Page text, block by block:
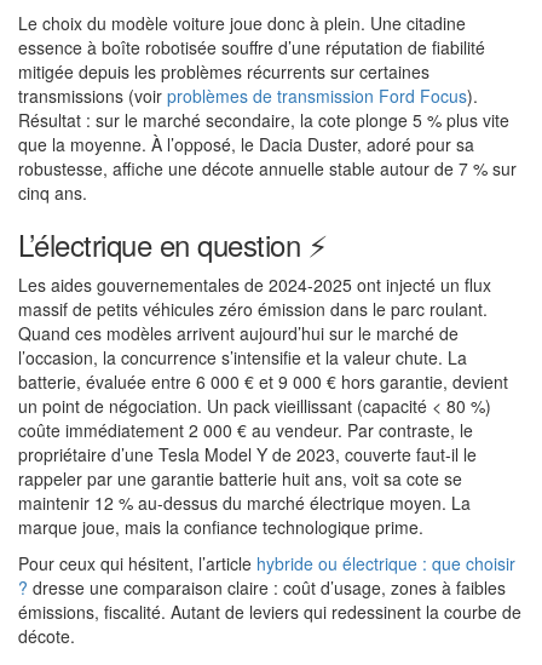
Le choix du modèle voiture joue donc à plein. Une citadine
essence à boîte robotisée souffre d’une réputation de fiabilité
mitigée depuis les problèmes récurrents sur certaines
transmissions (voir problèmes de transmission Ford Focus).
Résultat : sur le marché secondaire, la cote plonge 5 % plus vite
que la moyenne. À l’opposé, le Dacia Duster, adoré pour sa
robustesse, affiche une décote annuelle stable autour de 7 % sur
cinq ans.
L’électrique en question ⚡
Les aides gouvernementales de 2024-2025 ont injecté un flux
massif de petits véhicules zéro émission dans le parc roulant.
Quand ces modèles arrivent aujourd’hui sur le marché de
l’occasion, la concurrence s’intensifie et la valeur chute. La
batterie, évaluée entre 6 000 € et 9 000 € hors garantie, devient
un point de négociation. Un pack vieillissant (capacité < 80 %)
coûte immédiatement 2 000 € au vendeur. Par contraste, le
propriétaire d’une Tesla Model Y de 2023, couverte faut-il le
rappeler par une garantie batterie huit ans, voit sa cote se
maintenir 12 % au-dessus du marché électrique moyen. La
marque joue, mais la confiance technologique prime.
Pour ceux qui hésitent, l’article hybride ou électrique : que choisir
? dresse une comparaison claire : coût d’usage, zones à faibles
émissions, fiscalité. Autant de leviers qui redessinent la courbe de
décote.